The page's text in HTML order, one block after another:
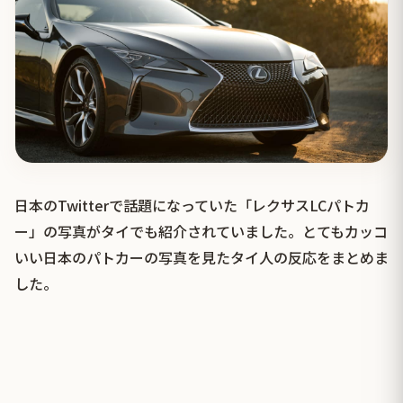
日本のTwitterで話題になっていた「レクサスLCパトカ
ー」の写真がタイでも紹介されていました。とてもカッコ
いい日本のパトカーの写真を見たタイ人の反応をまとめま
した。